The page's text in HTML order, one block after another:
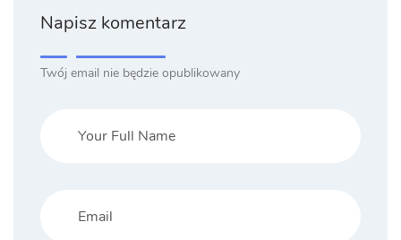
Napisz komentarz
Twój email nie będzie opublikowany